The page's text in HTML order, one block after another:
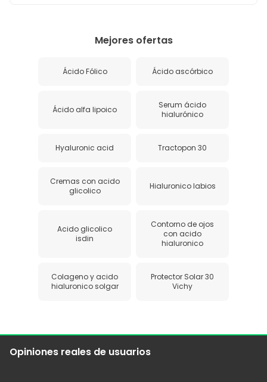
Mejores ofertas
Ácido Fólico Ácido ascórbico
Ácido alfa lipoico
Serum ácido
hialurónico
Hyaluronic acid Tractopon 30
Cremas con acido
glicolico
Hialuronico labios
Acido glicolico
isdin
Contorno de ojos
con acido
hialuronico
Colageno y acido
hialuronico solgar
Protector Solar 30
Vichy
Opiniones reales de usuarios